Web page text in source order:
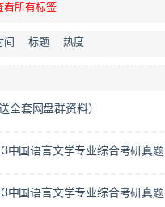
看所有标签
间 标题 热度
全套网盘群资料）
中国语言文学专业综合考研真题
中国语言文学专业综合考研真题